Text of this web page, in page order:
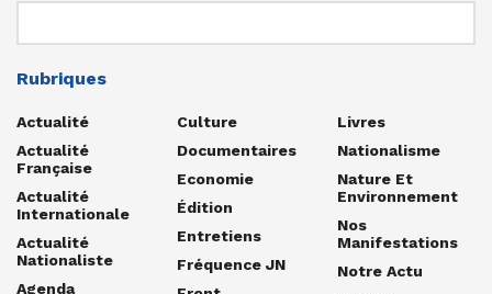
Rubriques
Actualité
Actualité
Française
Actualité
Internationale
Actualité
Nationaliste
Agenda
Culture
Documentaires
Economie
Édition
Entretiens
Fréquence JN
Livres
Nationalisme
Nature Et
Environnement
Nos
Manifestations
Notre Actu